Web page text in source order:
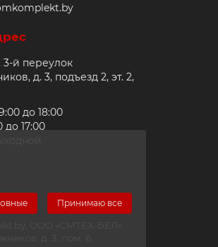
Принимаю все
3-й переулок
д. 3, подъезд 2, эт. 2,
до 18:00
до 17:00
ООО «СМТЕХ-БЕЛ».
д. 3, пом. 6